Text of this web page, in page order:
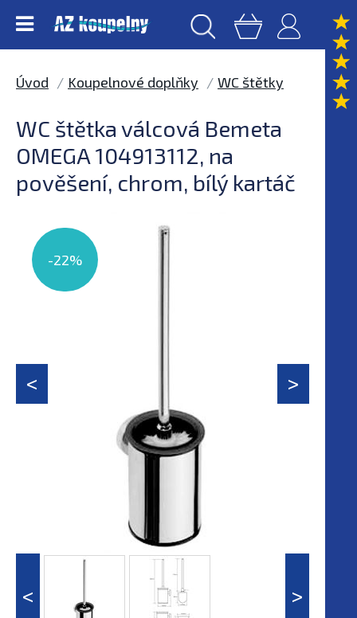
Úvod Koupelnové doplňky WC štětky
WC štětka válcová Bemeta
OMEGA 104913112, na
pověšení, chrom, bílý kartáč
-22%